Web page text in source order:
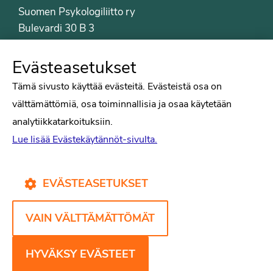
Suomen Psykologiliitto ry
Bulevardi 30 B 3
Puh. 09-6122 9122
Psykologiliiton sivut
Tiede
Puheenvuorot
Kirjat
Yhteystiedot
Evästekäytännöt
Evästeasetukset
Tämä sivusto käyttää evästeitä. Evästeistä osa on
välttämättömiä, osa toiminnallisia ja osaa käytetään
analytiikkatarkoituksiin.
Lue lisää Evästekäytännöt-sivulta.
EVÄSTEASETUKSET
VAIN VÄLTTÄMÄTTÖMÄT
HYVÄKSY EVÄSTEET